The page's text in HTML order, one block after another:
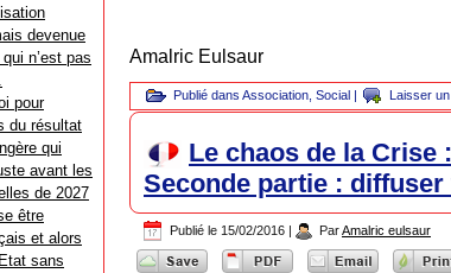
devenue
n’est pas
pour
du résultat
qui
avant les
de 2027
être
et alors
sans
Amalric Eulsaur
Publié dans Association Social | Laisser
Le chaos de la
Seconde partie :
Publié le 15/02/2016 ParAmalric eulsaur